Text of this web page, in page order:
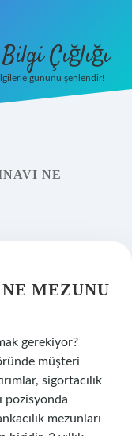
Çığlığı
gününü şenlendir!
NE
MEZUNU
gerekiyor?
müşteri
sigortacılık
pozisyonda
mezunları